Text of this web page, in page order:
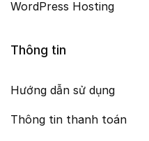
WordPress Hosting
Thông tin
Hướng dẫn sử dụng
Thông tin thanh toán